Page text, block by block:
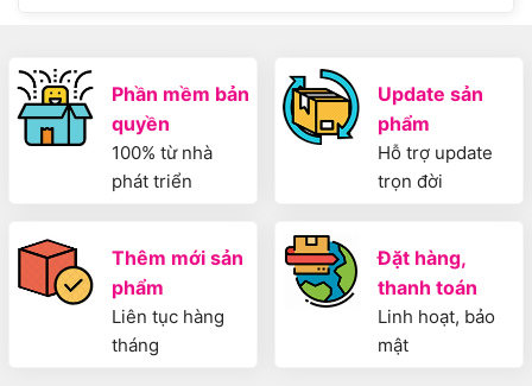
Phần mềm bản
quyền
100% từ nhà
phát triển
Update sản
phẩm
Hỗ trợ update
trọn đời
Thêm mới sản
phẩm
Liên tục hàng
tháng
Đặt hàng,
thanh toán
Linh hoạt, bảo
mật